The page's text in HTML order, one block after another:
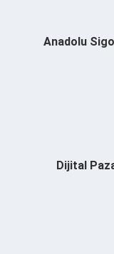
Anadolu
Dijital